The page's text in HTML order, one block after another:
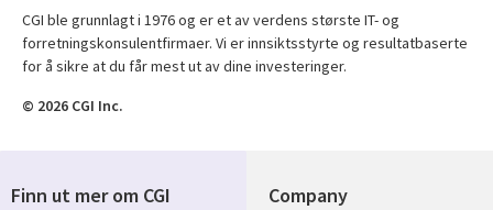
CGI ble grunnlagt i 1976 og er et av verdens største IT- og
forretningskonsulentfirmaer. Vi er innsiktsstyrte og resultatbaserte
for å sikre at du får mest ut av dine investeringer.
© 2026 CGI Inc.
Company
Finn ut mer om CGI